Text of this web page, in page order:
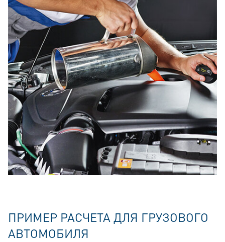
ПРИМЕР РАСЧЕТА ДЛЯ ГРУЗОВОГО
АВТОМОБИЛЯ